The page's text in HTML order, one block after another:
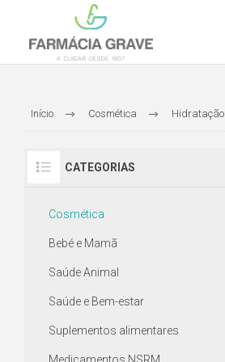
Início Cosmética Hidratação
CATEGORIAS
Cosmética
Bebé e Mamã
Saúde Animal
Saúde e Bem-estar
Suplementos alimentares